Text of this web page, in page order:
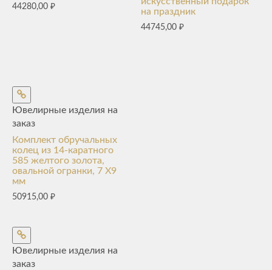
44280,00 ₽
на праздник
44745,00₽
Ювелирные изделия на
заказ
Комплект обручальных
колец из 14-каратного
585 желтого золота,
овальной огранки, 7 Х9
мм
50915,00 ₽
Ювелирные изделия на
заказ